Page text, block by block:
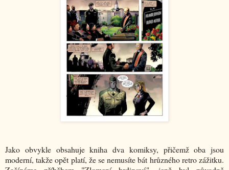
Jako obvykle obsahuje kniha dva komiksy, přičemž oba jsou
moderní, takže opět platí, že se nemusíte bát hrůzného retro zážitku.